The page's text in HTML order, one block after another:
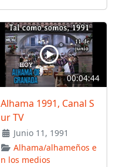
00:04:44
Alhama 1991, Canal S
ur TV
Junio 11, 1991
Alhama/alhameños e
n los medios